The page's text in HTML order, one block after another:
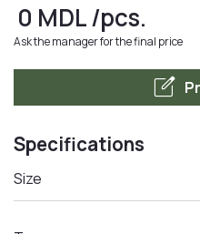
0 MDL/pcs.
Ask the manager for the final price
edit_square
Specifications
Size